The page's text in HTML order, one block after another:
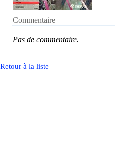
Commentaire
Pas de commentaire.
Retour à la liste